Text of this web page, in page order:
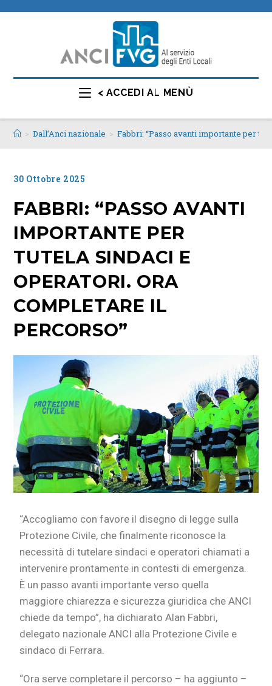
< ACCEDI AL MENÙ
> Dall’Anci nazionale > Fabbri: “Passo avanti importante per
30 Ottobre 2025
FABBRI: “PASSO AVANTI
IMPORTANTE PER
TUTELA SINDACI E
OPERATORI. ORA
COMPLETARE IL
PERCORSO”
“Accogliamo con favore il disegno di legge sulla
Protezione Civile, che finalmente riconosce la
necessità di tutelare sindaci e operatori chiamati a
intervenire prontamente in contesti di emergenza.
È un passo avanti importante verso quella
maggiore chiarezza e sicurezza giuridica che ANCI
chiede da tempo”, ha dichiarato Alan Fabbri,
delegato nazionale ANCI alla Protezione Civile e
sindaco di Ferrara.
“Ora serve completare il percorso – ha aggiunto –